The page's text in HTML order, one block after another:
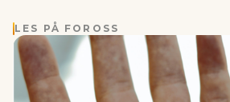
LES PÅ FOROSS